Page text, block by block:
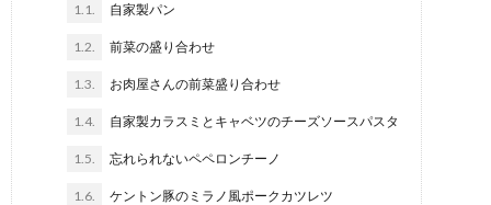
1.1. 自家製パン
1.2. 前菜の盛り合わせ
1.3. お肉屋さんの前菜盛り合わせ
1.4. 自家製カラスミとキャベツのチーズソースパスタ
1.5. 忘れられないペペロンチーノ
1.6. ケントン豚のミラノ風ポークカツレツ